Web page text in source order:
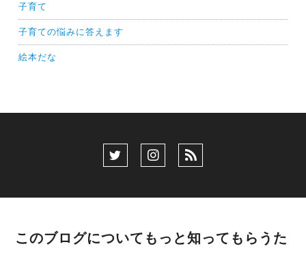
子育て
子育ての悩みに答えます
絵本だな
このブログについてもっと知ってもらうた